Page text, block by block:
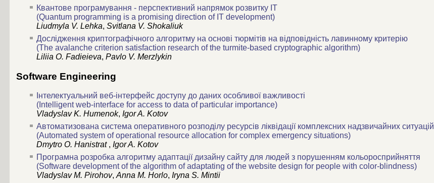
Квантове програмування - перспективний напрямок розвитку ІТ
(Quantum programming is a promising direction of IT development)
Liudmyla V. Lehka, Svitlana V. Shokaliuk
Дослідження криптографічного алгоритму на основі тюрмітів на відповідність лавинному критерію
(The avalanche criterion satisfaction research of the turmite-based cryptographic algorithm)
Liliia O. Fadieieva, Pavlo V. Merzlykin
Software Engineering
Інтелектуальний веб-інтерфейс доступу до даних особливої важливості
(Intelligent web-interface for access to data of particular importance)
Vladyslav K. Humenok, Igor A. Kotov
Автоматизована система оперативного розподілу ресурсів ліквідації комплексних надзвичайних ситуацій
(Automated system of operational resource allocation for complex emergency situations)
Dmytro O. Hanistrat , Igor A. Kotov
Програмна розробка алгоритму адаптації дизайну сайту для людей з порушенням кольоросприйняття
(Software development of the algorithm of adaptating of the website design for people with color-blindness)
Vladyslav M. Pirohov, Anna M. Horlo, Iryna S. Mintii